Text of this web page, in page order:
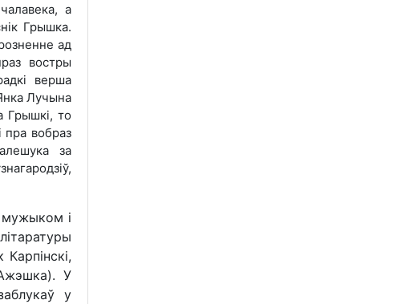
а
Грышка.
ад
востры
верша
Лучына
Грышкі, то
пра вобраз
за
мужыком і
У
у